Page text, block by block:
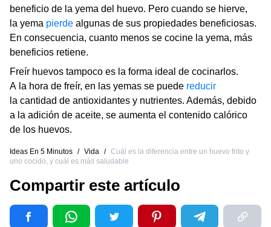
beneficio de la yema del huevo. Pero cuando se hierve,
la yema pierde algunas de sus propiedades beneficiosas.
En consecuencia, cuanto menos se cocine la yema, más
beneficios retiene.
Freír huevos tampoco es la forma ideal de cocinarlos.
A la hora de freír, en las yemas se puede reducir
la cantidad de antioxidantes y nutrientes. Además, debido
a la adición de aceite, se aumenta el contenido calórico
de los huevos.
Ideas En 5 Minutos / Vida / Cuál es la diferencia entre un huevo frito y
uno cocido, y cuál es más saludable
Compartir este artículo